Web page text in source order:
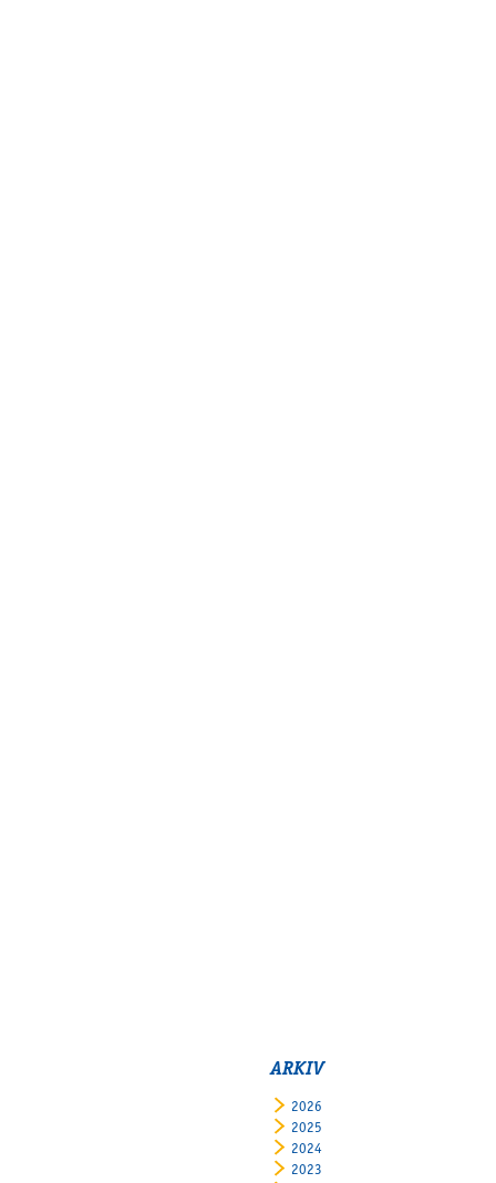
ARKIV
2026
2025
2024
2023